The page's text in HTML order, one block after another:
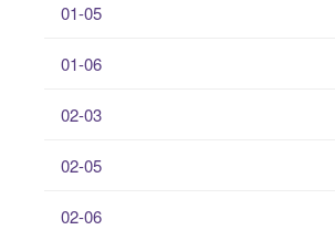
01-05
01-06
02-03
02-05
02-06